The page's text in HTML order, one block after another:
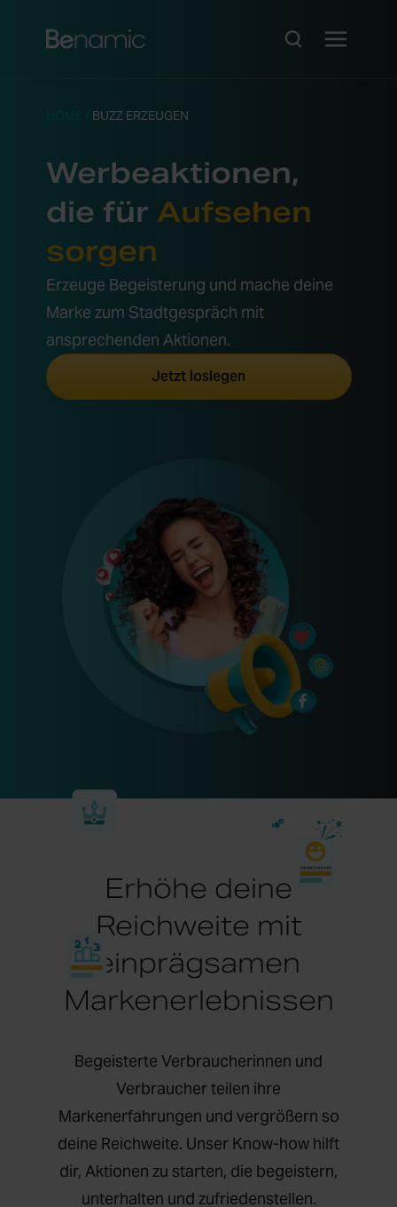
BUZZ ERZEUGEN
Werbeaktionen,
die für Aufsehen
sorgen
Erzeuge Begeisterung und mache deine
Marke zum Stadtgespräch mit
ansprechenden Aktionen.
Jetzt loslegen
Erhöhe deine
Reichweite mit
einprägsamen
Markenerlebnissen
Begeisterte Verbraucherinnen und
Verbraucher teilen ihre
Markenerfahrungen und vergrößern so
deine Reichweite. Unser Know-how hilft
dir, Aktionen zu starten, die begeistern,
unterhalten und zufriedenstellen.